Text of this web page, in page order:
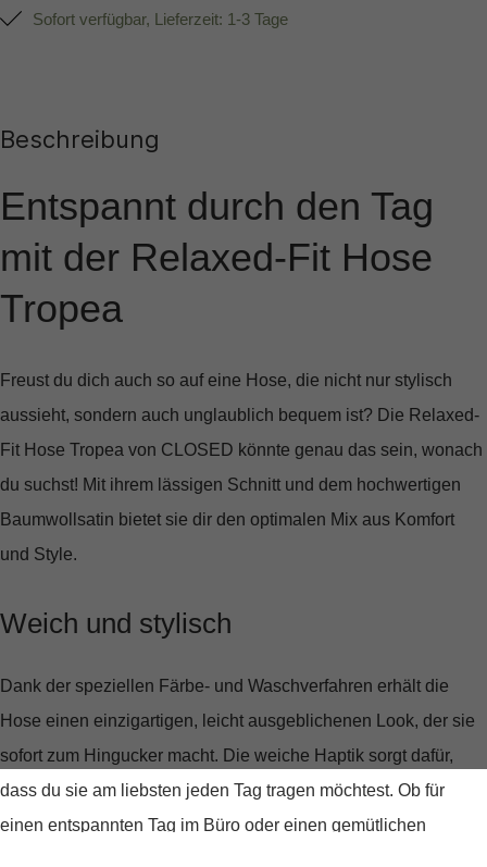
Sofort verfügbar, Lieferzeit: 1-3 Tage
Beschreibung
Entspannt durch den Tag
mit der Relaxed-Fit Hose
Tropea
Freust du dich auch so auf eine Hose, die nicht nur stylisch
aussieht, sondern auch unglaublich bequem ist? Die Relaxed-
Fit Hose Tropea von CLOSED könnte genau das sein, wonach
du suchst! Mit ihrem lässigen Schnitt und dem hochwertigen
Baumwollsatin bietet sie dir den optimalen Mix aus Komfort
und Style.
Weich und stylisch
Dank der speziellen Färbe- und Waschverfahren erhält die
Hose einen einzigartigen, leicht ausgeblichenen Look, der sie
sofort zum Hingucker macht. Die weiche Haptik sorgt dafür,
dass du sie am liebsten jeden Tag tragen möchtest. Ob für
einen entspannten Tag im Büro oder einen gemütlichen